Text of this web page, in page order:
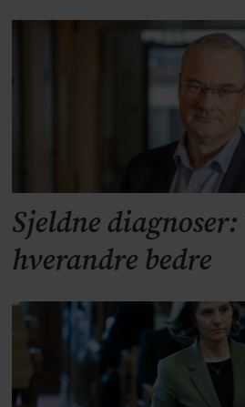
Sjeldne
hverandre bedre